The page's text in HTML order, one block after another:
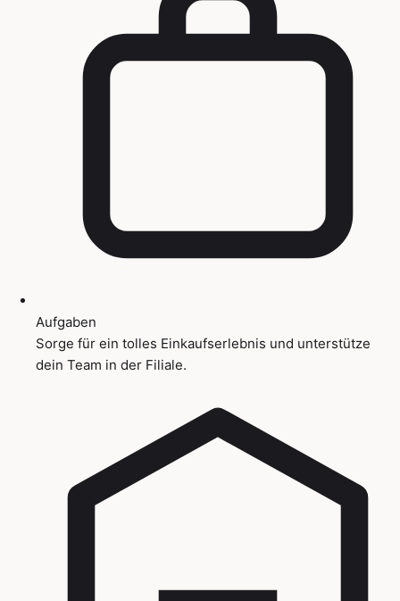
Aufgaben
Sorge für ein tolles Einkaufserlebnis und unterstütze
dein Team in der Filiale.